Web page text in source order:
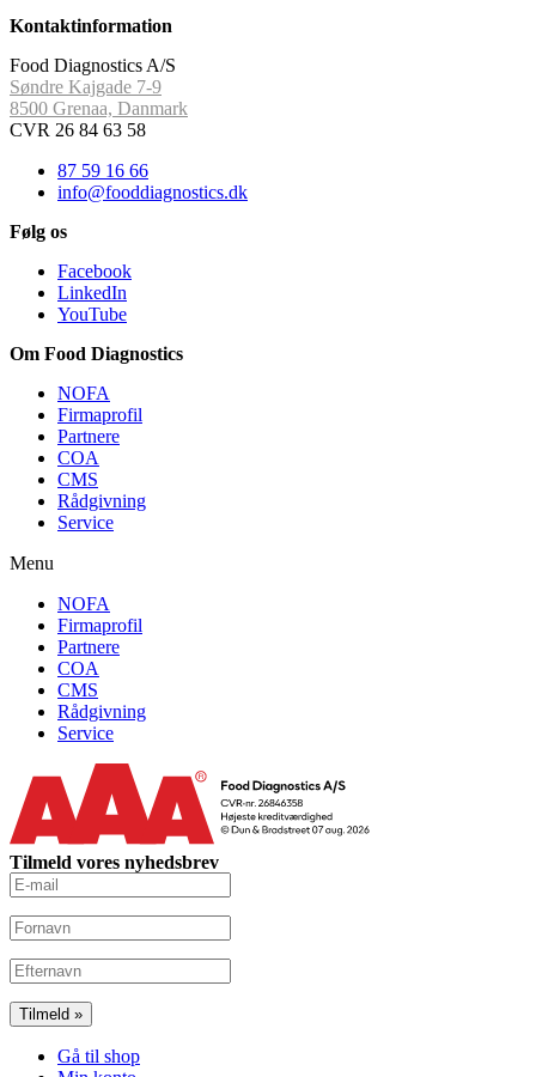
Kontaktinformation
Food Diagnostics A/S
Søndre Kajgade 7-9
8500 Grenaa, Danmark
CVR 26 84 63 58
87 59 16 66
info@fooddiagnostics.dk
Følg os
Facebook
LinkedIn
YouTube
Om Food Diagnostics
NOFA
Firmaprofil
Partnere
COA
CMS
Rådgivning
Service
Menu
NOFA
Firmaprofil
Partnere
COA
CMS
Rådgivning
Service
Tilmeld vores nyhedsbrev
Gå til shop